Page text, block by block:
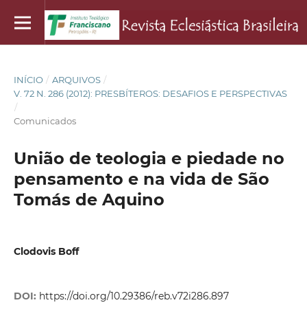
INÍCIO / ARQUIVOS /
V. 72 N. 286 (2012): PRESBÍTEROS: DESAFIOS E PERSPECTIVAS
/
Comunicados
União de teologia e piedade no
pensamento e na vida de São
Tomás de Aquino
Clodovis Boff
DOI: https://doi.org/10.29386/reb.v72i286.897